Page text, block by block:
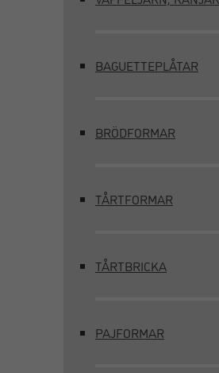
BAGUETTEPLÅTAR
BRÖDFORMAR
TÅRTFORMAR
TÅRTBRICKA
PAJFORMAR